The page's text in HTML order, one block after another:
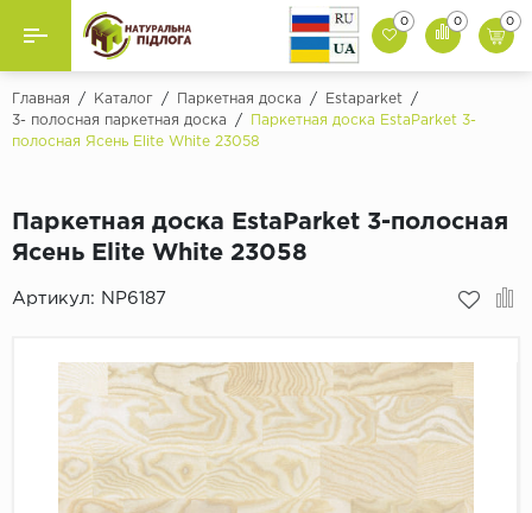
Назад
Ламинат
Назад
Egger
32 класс
33 класс
Палитра
Серый
Ковролин и ковровая плитка
SPC Ламинат
Виниловая Плитка
Искусственная трава
Композитное Покрытие
0 0 0
Главная / Каталог / Паркетная доска / Estaparket
/
3- полосная паркетная доска
/
Паркетная доска EstaParket 3-
полосная Ясень Elite White 23058
Паркетная доска EstaParket 3-полосная
Ясень Elite White 23058
Артикул: NP6187